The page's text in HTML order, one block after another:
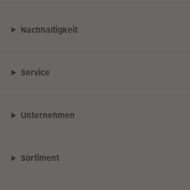
Nachhaltigkeit
Service
Unternehmen
Sortiment